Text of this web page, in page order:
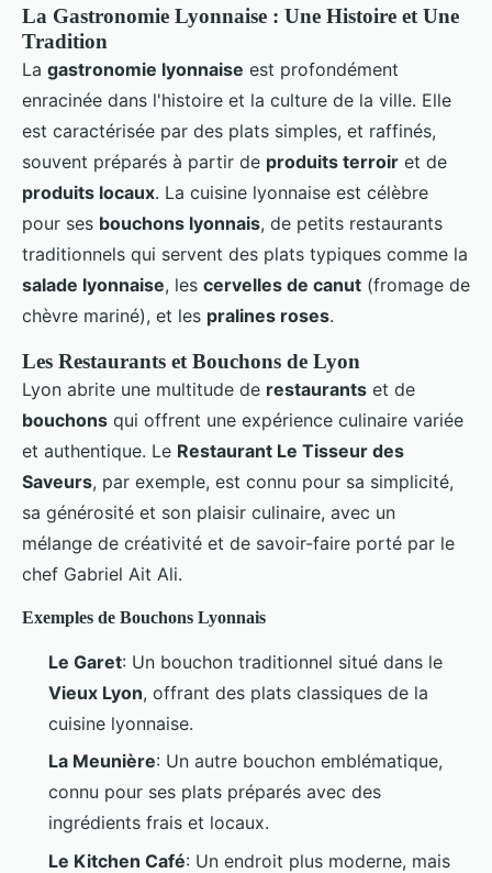
La Gastronomie Lyonnaise : Une Histoire et Une
Tradition
La gastronomie lyonnaise est profondément
enracinée dans l'histoire et la culture de la ville. Elle
est caractérisée par des plats simples, et raffinés,
souvent préparés à partir de produits terroir et de
produits locaux. La cuisine lyonnaise est célèbre
pour ses bouchons lyonnais, de petits restaurants
traditionnels qui servent des plats typiques comme la
salade lyonnaise, les cervelles de canut (fromage de
chèvre mariné), et les pralines roses.
Les Restaurants et Bouchons de Lyon
Lyon abrite une multitude de restaurants et de
bouchons qui offrent une expérience culinaire variée
et authentique. Le Restaurant Le Tisseur des
Saveurs, par exemple, est connu pour sa simplicité,
sa générosité et son plaisir culinaire, avec un
mélange de créativité et de savoir-faire porté par le
chef Gabriel Ait Ali.
Exemples de Bouchons Lyonnais
Le Garet: Un bouchon traditionnel situé dans le
Vieux Lyon, offrant des plats classiques de la
cuisine lyonnaise.
La Meunière: Un autre bouchon emblématique,
connu pour ses plats préparés avec des
ingrédients frais et locaux.
Le Kitchen Café: Un endroit plus moderne, mais